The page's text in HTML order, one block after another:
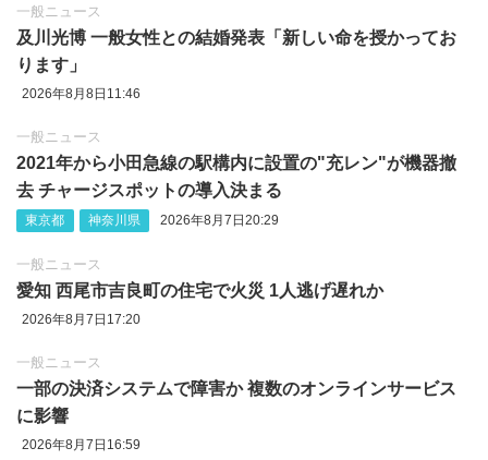
一般ニュース
及川光博 一般女性との結婚発表「新しい命を授かってお
ります」
2026年8月8日11:46
一般ニュース
2021年から小田急線の駅構内に設置の"充レン"が機器撤
去 チャージスポットの導入決まる
東京都 神奈川県 2026年8月7日20:29
一般ニュース
愛知 西尾市吉良町の住宅で火災 1人逃げ遅れか
2026年8月7日17:20
一般ニュース
一部の決済システムで障害か 複数のオンラインサービス
に影響
2026年8月7日16:59